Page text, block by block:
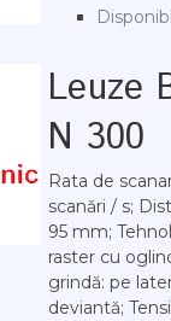
Leuze
N 300
Rata de
scanări / s;
95 mm;
raster cu
grindă: pe
deviantă;